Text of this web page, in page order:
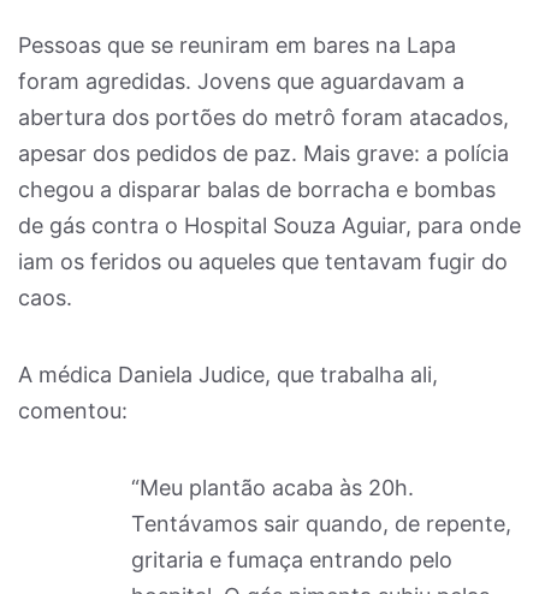
Pessoas que se reuniram em bares na Lapa
foram agredidas. Jovens que aguardavam a
abertura dos portões do metrô foram atacados,
apesar dos pedidos de paz. Mais grave: a polícia
chegou a disparar balas de borracha e bombas
de gás contra o Hospital Souza Aguiar, para onde
iam os feridos ou aqueles que tentavam fugir do
caos.
A médica Daniela Judice, que trabalha ali,
comentou:
“Meu plantão acaba às 20h.
Tentávamos sair quando, de repente,
gritaria e fumaça entrando pelo